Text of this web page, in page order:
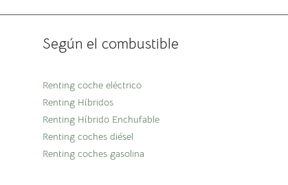
Según el combustible
Renting coche eléctrico
Renting Híbridos
Renting Híbrido Enchufable
Renting coches diésel
Renting coches gasolina